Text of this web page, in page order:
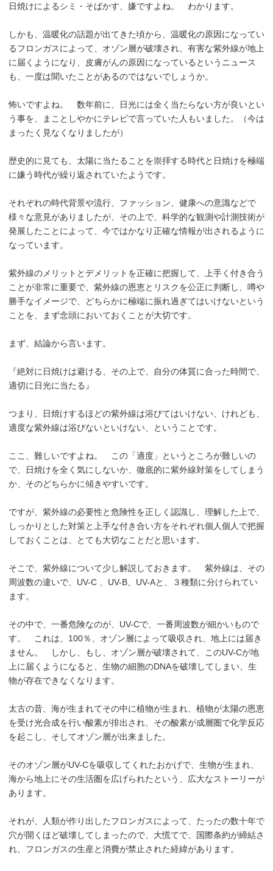
日焼けによるシミ・そばかす、嫌ですよね。 わかります。
しかも、温暖化の話題が出てきた頃から、温暖化の原因になってい
るフロンガスによって、オゾン層が破壊され、有害な紫外線が地上
に届くようになり、皮膚がんの原因になっているというニュース
も、一度は聞いたことがあるのではないでしょうか。
怖いですよね。 数年前に、日光には全く当たらない方が良いとい
う事を、まことしやかにテレビで言っていた人もいました。（今は
まったく見なくなりましたが）
歴史的に見ても、太陽に当たることを崇拝する時代と日焼けを極端
に嫌う時代が繰り返されていたようです。
それぞれの時代背景や流行、ファッション、健康への意識などで
様々な意見がありましたが、その上で、科学的な観測や計測技術が
発展したことによって、今ではかなり正確な情報が出されるように
なっています。
紫外線のメリットとデメリットを正確に把握して、上手く付き合う
ことが非常に重要で、紫外線の恩恵とリスクを公正に判断し、噂や
勝手なイメージで、どちらかに極端に振れ過ぎてはいけないという
ことを、まず念頭においておくことが大切です。
まず、結論から言います。
『絶対に日焼けは避ける、その上で、自分の体質に合った時間で、
適切に日光に当たる』
つまり、日焼けするほどの紫外線は浴びてはいけない、けれども、
適度な紫外線は浴びないといけない、ということです。
ここ、難しいですよね。 この「適度」というところが難しいの
で、日焼けを全く気にしないか、徹底的に紫外線対策をしてしまう
か、そのどちらかに傾きやすいです。
ですが、紫外線の必要性と危険性を正しく認識し、理解した上で、
しっかりとした対策と上手な付き合い方をそれぞれ個人個人で把握
しておくことは、とても大切なことだと思います。
そこで、紫外線について少し解説しておきます。 紫外線は、その
周波数の違いで、UV-C 、UV-B、UV-Aと、３種類に分けられてい
ます。
その中で、一番危険なのが、UV-Cで、一番周波数が細かいもので
す。 これは、100％、オゾン層によって吸収され、地上には届き
ません。 しかし、もし、オゾン層が破壊されて、このUV-Cが地
上に届くようになると、生物の細胞のDNAを破壊してしまい、生
物が存在できなくなります。
太古の昔、海が生まれてその中に植物が生まれ、植物が太陽の恩恵
を受け光合成を行い酸素が排出され、その酸素が成層圏で化学反応
を起こし、そしてオゾン層が出来ました。
そのオゾン層がUV-Cを吸収してくれたおかげで、生物が生まれ、
海から地上にその生活圏を広げられたという、広大なストーリーが
あります。
それが、人類が作り出したフロンガスによって、たったの数十年で
穴が開くほど破壊してしまったので、大慌てで、国際条約が締結さ
れ、フロンガスの生産と消費が禁止された経緯があります。